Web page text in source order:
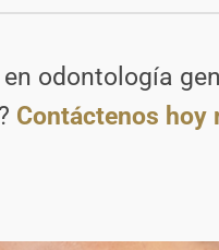
odontología
Contáctenos hoy